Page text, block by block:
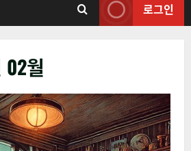
로그인
02월